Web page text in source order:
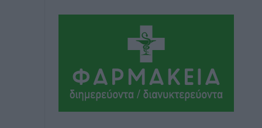
Κατταβιά: Πρόεδρος ο Μανώλης
Φραντζής, απέκτησε τον νεαρό
Καρακασιάν
Αθλητικά• πριν 4 ώρες